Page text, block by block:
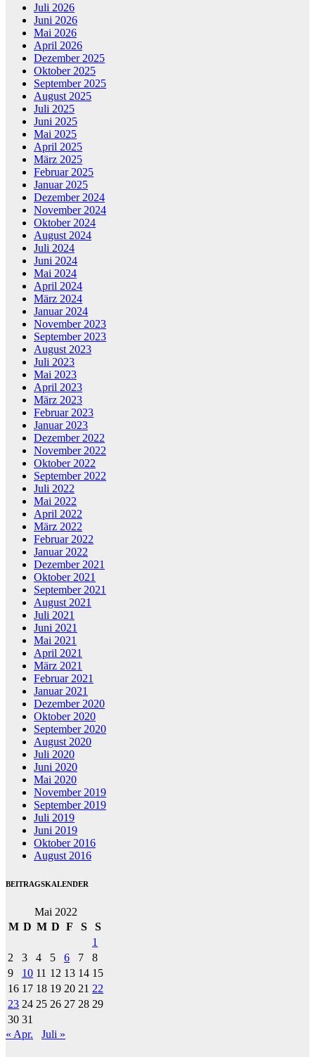
Juli 2026
Juni 2026
Mai 2026
April 2026
Dezember 2025
Oktober 2025
September 2025
August 2025
Juli 2025
Juni 2025
Mai 2025
April 2025
März 2025
Februar 2025
Januar 2025
Dezember 2024
November 2024
Oktober 2024
August 2024
Juli 2024
Juni 2024
Mai 2024
April 2024
März 2024
Januar 2024
November 2023
September 2023
August 2023
Juli 2023
Mai 2023
April 2023
März 2023
Februar 2023
Januar 2023
Dezember 2022
November 2022
Oktober 2022
September 2022
Juli 2022
Mai 2022
April 2022
März 2022
Februar 2022
Januar 2022
Dezember 2021
Oktober 2021
September 2021
August 2021
Juli 2021
Juni 2021
Mai 2021
April 2021
März 2021
Februar 2021
Januar 2021
Dezember 2020
Oktober 2020
September 2020
August 2020
Juli 2020
Juni 2020
Mai 2020
November 2019
September 2019
Juli 2019
Juni 2019
Oktober 2016
August 2016
BEITRAGSKALENDER
Mai 2022
M D M D F S
S
1
2
3 4 5 6 7
8
9
10 11 12 13 14 15
16 17 18 19 20 21 22
23 24 25 26 27 28 29
30 31
« Apr.
Juli »